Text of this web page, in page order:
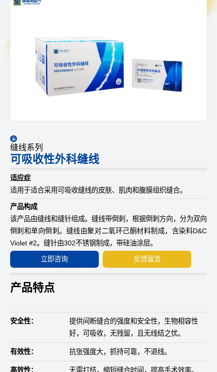
缝线系列
可吸收性外科缝线
适应症
适用于适合采用可吸收缝线的皮肤、肌肉和腹膜组织缝合。
产品构成
该产品由缝线和缝针组成。缝线带倒刺，根据倒刺方向，分为双向
倒刺和单向倒刺。缝线由聚对二氧环己酮材料制成，含染料D&C
Violet #2。缝针由302不锈钢制成，带硅油涂层。
立即咨询 反馈留言
产品特点
安全性：
提供间断缝合的强度和安全性，生物相容性
好，可吸收，无残留，且无线结之忧。
有效性： 抗张强度大，抓持可靠，不退线。
高效性： 无需打结，缩短缝合时间，提高手术效率。